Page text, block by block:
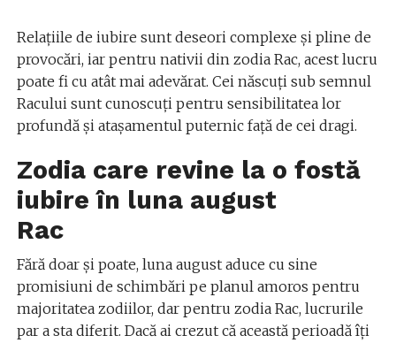
Relațiile de iubire sunt deseori complexe și pline de
provocări, iar pentru nativii din zodia Rac, acest lucru
poate fi cu atât mai adevărat. Cei născuți sub semnul
Racului sunt cunoscuți pentru sensibilitatea lor
profundă și atașamentul puternic față de cei dragi.
Zodia care revine la o fostă
iubire în luna august
Rac
Fără doar și poate, luna august aduce cu sine
promisiuni de schimbări pe planul amoros pentru
majoritatea zodiilor, dar pentru zodia Rac, lucrurile
par a sta diferit. Dacă ai crezut că această perioadă îți